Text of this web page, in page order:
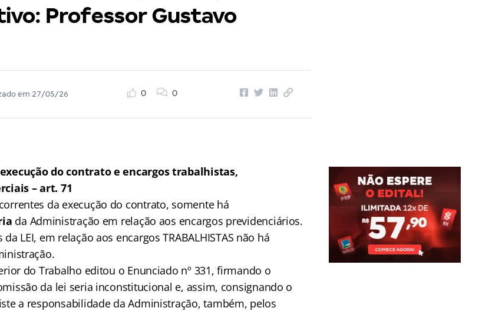
Professor Gustavo
em 27/05/26
0 0
do contrato e encargos trabalhistas,
– art. 71
da execução do contrato, somente há
da Administração em relação aos encargos previdenciários.
LEI, em relação aos encargos TRABALHISTAS não há
do Trabalho editou o Enunciado nº 331, firmando o
da lei seria inconstitucional e, assim, consignando o
a responsabilidade da Administração, também, pelos